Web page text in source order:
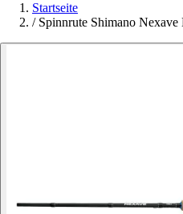
Startseite
/ Spinnrute Shimano